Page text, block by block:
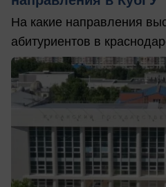
На какие направления
абитуриентов в